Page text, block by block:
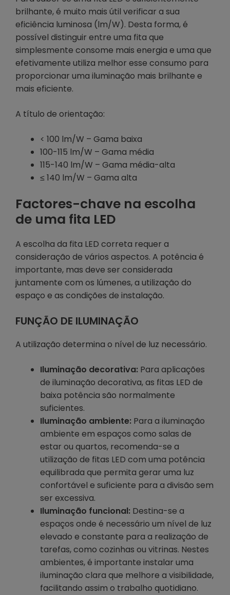
brilhante, é muito mais útil verificar a sua
eficiência luminosa (lm/W). Desta forma, é
possível distinguir entre uma fita que
simplesmente consome mais energia e uma que
efetivamente utiliza melhor esse consumo para
proporcionar uma iluminação mais brilhante e
mais eficiente.
A título de orientação:
< 100 lm/W – Gama baixa
100-115 lm/W – Gama média
115-140 lm/W – Gama média-alta
≤ 140 lm/W – Gama alta
Factores-chave na escolha
de uma fita LED
A escolha da fita LED correta requer a
consideração de vários aspectos. A potência é
importante, mas deve ser considerada
juntamente com os lúmenes, a utilização do
espaço e as condições de instalação.
FUNÇÃO DE ILUMINAÇÃO
A utilização determina o nível de luz necessário.
Iluminação decorativa: Para aplicações
de iluminação decorativa, as fitas LED de
baixa potência são normalmente
suficientes.
Iluminação ambiente: Para a iluminação
ambiente em espaços como salas de
estar ou quartos, recomenda-se a
utilização de fitas LED com uma potência
equilibrada que permita gerar uma luz
confortável e suficiente para a divisão sem
ser excessiva.
Iluminação funcional: Destina-se a
espaços onde é necessário um nível de luz
elevado e constante para a realização de
tarefas, como cozinhas ou vitrinas. Nestes
ambientes, é importante instalar uma
iluminação clara que melhore a visibilidade,
facilitando assim o trabalho quotidiano.